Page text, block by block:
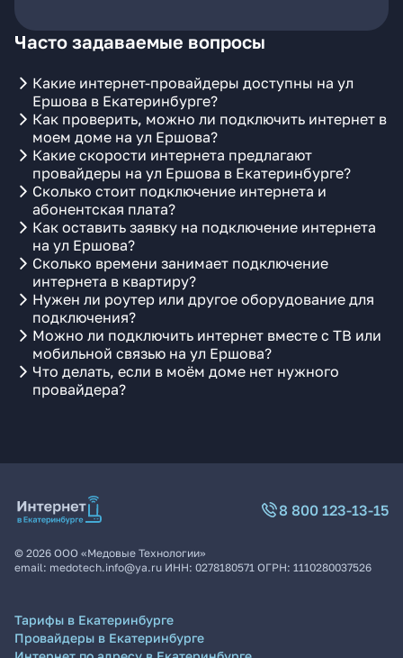
Часто задаваемые вопросы
Какие интернет-провайдеры доступны на ул
Ершова в Екатеринбурге?
Как проверить, можно ли подключить интернет в
моем доме на ул Ершова?
Какие скорости интернета предлагают
провайдеры на ул Ершова в Екатеринбурге?
Сколько стоит подключение интернета и
абонентская плата?
Как оставить заявку на подключение интернета
на ул Ершова?
Сколько времени занимает подключение
интернета в квартиру?
Нужен ли роутер или другое оборудование для
подключения?
Можно ли подключить интернет вместе с ТВ или
мобильной связью на ул Ершова?
Что делать, если в моём доме нет нужного
провайдера?
8 800 123-13-15
© 2026 ООО «Медовые Технологии»
email: medotech.info@ya.ru ИНН: 0278180571 ОГРН: 1110280037526
Тарифы в Екатеринбурге
Провайдеры в Екатеринбурге